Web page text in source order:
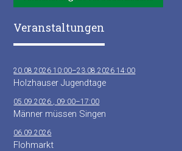
Veranstaltungen
20.08.2026 10:00–23.08.2026 14:00
Holzhauser Jugendtage
05.09.2026 , 09:00–17:00
Männer müssen Singen
06.09.2026
Flohmarkt